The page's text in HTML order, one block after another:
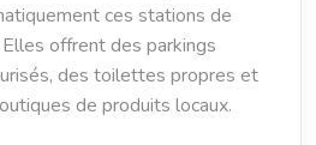
ces stations de
offrent des parkings
des toilettes propres et
de produits locaux.